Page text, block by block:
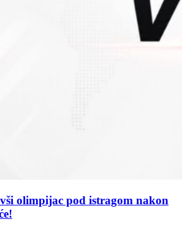
olimpijac pod istragom nakon